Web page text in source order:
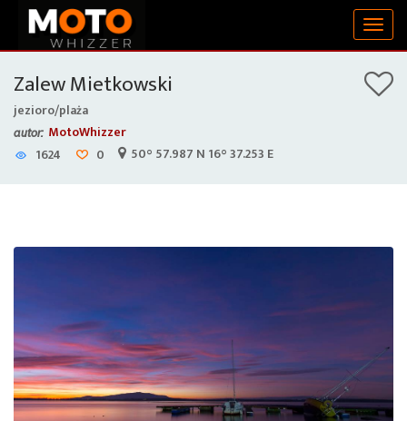
Zalew Mietkowski
jezioro/plaża
autor: MotoWhizzer
1624
0 50° 57.987 N 16° 37.253 E